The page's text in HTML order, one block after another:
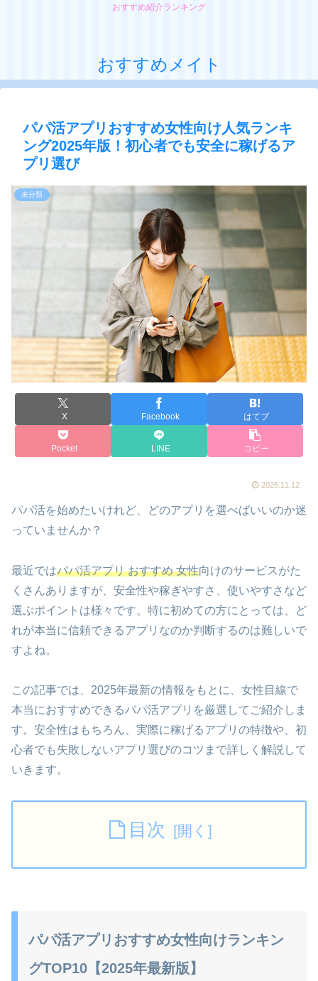
おすすめ紹介ランキング
おすすめメイト
パパ活アプリおすすめ女性向け人気ランキ
ング2025年版！初心者でも安全に稼げるア
プリ選び
未分類
X Facebook はてブ
Pocket LINE コピー
2025.11.12
パパ活を始めたいけれど、どのアプリを選べばいいのか迷
っていませんか？
最近ではパパ活アプリ おすすめ 女性向けのサービスがた
くさんありますが、安全性や稼ぎやすさ、使いやすさなど
選ぶポイントは様々です。特に初めての方にとっては、ど
れが本当に信頼できるアプリなのか判断するのは難しいで
すよね。
この記事では、2025年最新の情報をもとに、女性目線で
本当におすすめできるパパ活アプリを厳選してご紹介しま
す。安全性はもちろん、実際に稼げるアプリの特徴や、初
心者でも失敗しないアプリ選びのコツまで詳しく解説して
いきます。
目次
パパ活アプリおすすめ女性向けランキン
グTOP10【2025年最新版】